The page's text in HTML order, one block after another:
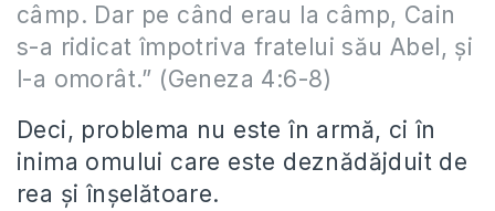
câmp. Dar pe când erau la câmp, Cain
s-a ridicat împotriva fratelui său Abel, și
l-a omorât.” (Geneza 4:6-8)
Deci, problema nu este în armă, ci în
inima omului care este deznădăjduit de
rea și înșelătoare.